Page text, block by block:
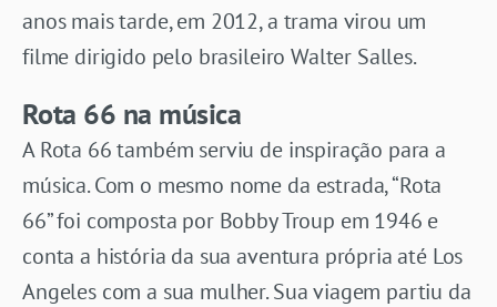
anos mais tarde, em 2012, a trama virou um
filme dirigido pelo brasileiro Walter Salles.
Rota 66 na música
A Rota 66 também serviu de inspiração para a
música. Com o mesmo nome da estrada, “Rota
66” foi composta por Bobby Troup em 1946 e
conta a história da sua aventura própria até Los
Angeles com a sua mulher. Sua viagem partiu da